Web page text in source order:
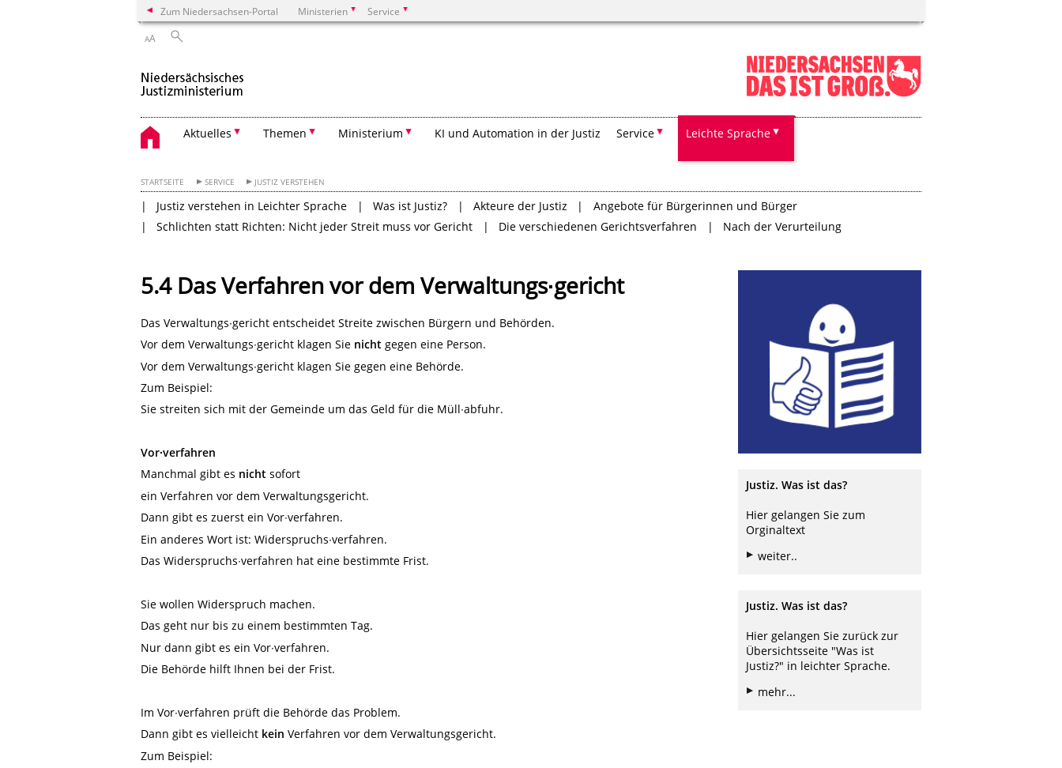
Zum Niedersachsen-Portal Ministerien Service
AA
Aktuelles Themen Ministerium KI und Automation in der Justiz Service Leichte Sprache
STARTSEITE SERVICE JUSTIZ VERSTEHEN
Justiz verstehen in Leichter Sprache Was ist Justiz? Akteure der Justiz
Angebote für Bürgerinnen und Bürger
Schlichten statt Richten: Nicht jeder Streit muss vor Gericht
Die verschiedenen Gerichtsverfahren Nach der Verurteilung
5.4 Das Verfahren vor dem Verwaltungs∙gericht
Das Verwaltungs∙gericht entscheidet Streite zwischen Bürgern und Behörden.
Vor dem Verwaltungs∙gericht klagen Sie nicht gegen eine Person.
Vor dem Verwaltungs∙gericht klagen Sie gegen eine Behörde.
Zum Beispiel:
Sie streiten sich mit der Gemeinde um das Geld für die Müll∙abfuhr.
Vor∙verfahren
Manchmal gibt es nicht sofort
ein Verfahren vor dem Verwaltungsgericht.
Dann gibt es zuerst ein Vor∙verfahren.
Ein anderes Wort ist: Widerspruchs∙verfahren.
Das Widerspruchs∙verfahren hat eine bestimmte Frist.
Sie wollen Widerspruch machen.
Das geht nur bis zu einem bestimmten Tag.
Nur dann gibt es ein Vor∙verfahren.
Die Behörde hilft Ihnen bei der Frist.
Im Vor∙verfahren prüft die Behörde das Problem.
Dann gibt es vielleicht kein Verfahren vor dem Verwaltungsgericht.
Zum Beispiel:
Justiz. Was ist das?
Hier gelangen Sie zum
Orginaltext
weiter..
Justiz. Was ist das?
Hier gelangen Sie zurück zur
Übersichtsseite "Was ist
Justiz?" in leichter Sprache.
mehr...